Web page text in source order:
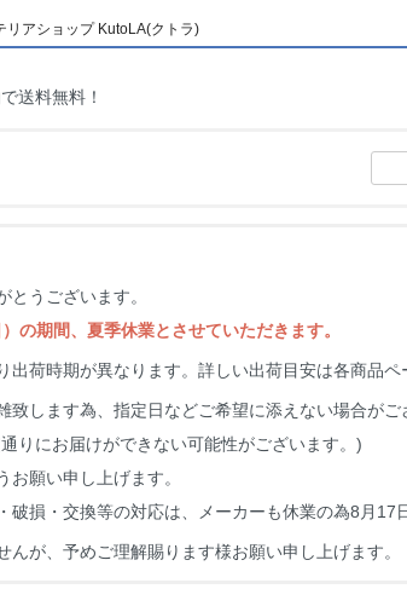
リアショップ KutoLA(クトラ)
とうございます。
の期間、夏季休業とさせていただきます。
荷時期が異なります。詳しい出荷目安は各商品ペ
します為、指定日などご希望に添えない場合がご
りにお届けができない可能性がございます。)
願い申し上げます。
損・交換等の対応は、メーカーも休業の為8月17
が、予めご理解賜ります様お願い申し上げます。